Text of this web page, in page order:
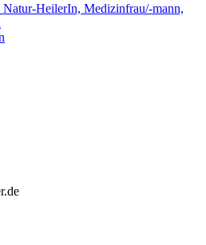
HeilerIn, Medizinfrau/-mann,